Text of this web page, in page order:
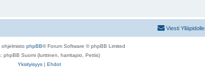
Viesti Ylläpidolle
phpBB® Forum Software © phpBB Limited
phpBB Suomi (lurttinen, harritapio, Pettis)
Yksityisyys | Ehdot